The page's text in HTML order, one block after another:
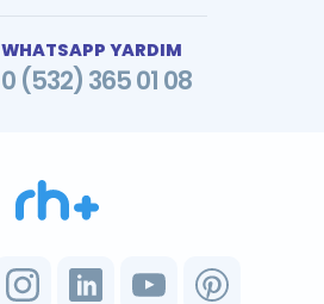
WHATSAPP YARDIM
0 (532) 365 01 08